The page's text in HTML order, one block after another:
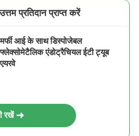
प्रतिदान प्राप्त करें
मर्फी आई के साथ डिस्पोजेबल
फ्लेक्सोमेटैलिक एंडोट्रैचियल ईटी ट्यूब
एयरवे
रखें